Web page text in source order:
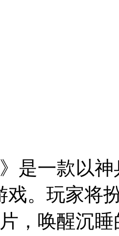
》是一款以
戏。玩家将
片，唤醒沉